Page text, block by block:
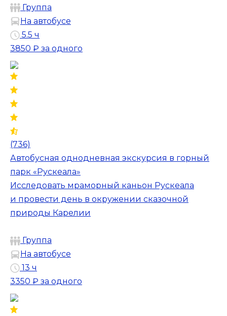
Группа
На автобусе
5.5 ч
3850 ₽ за одного
(736)
Автобусная однодневная экскурсия в горный
парк «Рускеала»
Исследовать мраморный каньон Рускеала
и провести день в окружении сказочной
природы Карелии
Группа
На автобусе
13 ч
3350 ₽ за одного